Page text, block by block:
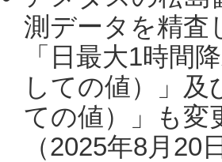
測データを精査
「日最大1時間
しての値）」
ての値）」も変
（2025年8月20